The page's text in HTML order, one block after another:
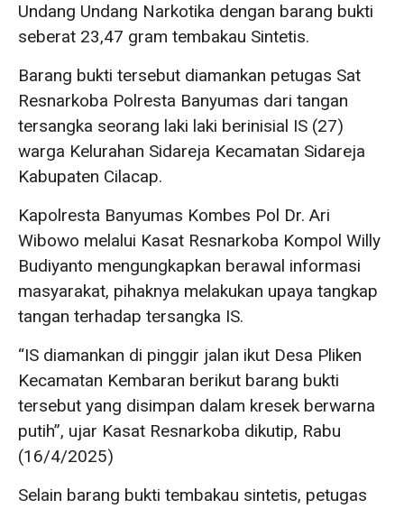
Undang Undang Narkotika dengan barang bukti
seberat 23,47 gram tembakau Sintetis.
Barang bukti tersebut diamankan petugas Sat
Resnarkoba Polresta Banyumas dari tangan
tersangka seorang laki laki berinisial IS (27)
warga Kelurahan Sidareja Kecamatan Sidareja
Kabupaten Cilacap.
Kapolresta Banyumas Kombes Pol Dr. Ari
Wibowo melalui Kasat Resnarkoba Kompol Willy
Budiyanto mengungkapkan berawal informasi
masyarakat, pihaknya melakukan upaya tangkap
tangan terhadap tersangka IS.
“IS diamankan di pinggir jalan ikut Desa Pliken
Kecamatan Kembaran berikut barang bukti
tersebut yang disimpan dalam kresek berwarna
putih”, ujar Kasat Resnarkoba dikutip, Rabu
(16/4/2025)
Selain barang bukti tembakau sintetis, petugas